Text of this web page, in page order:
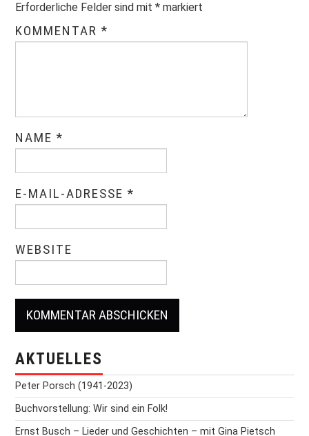
Erforderliche Felder sind mit* markiert
KOMMENTAR*
NAME*
E-MAIL-ADRESSE*
WEBSITE
AKTUELLES
Peter Porsch (1941-2023)
Buchvorstellung: Wir sind ein Folk!
Ernst Busch – Lieder und Geschichten – mit Gina Pietsch